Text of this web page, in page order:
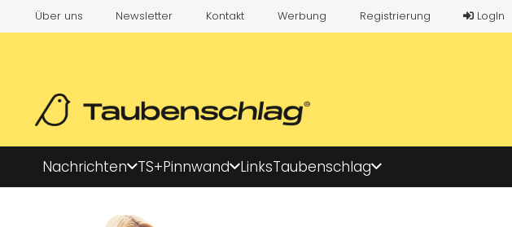
Über uns Newsletter Kontakt Werbung Registrierung LogIn
Nachrichten TS+Pinnwand LinksTaubenschlag